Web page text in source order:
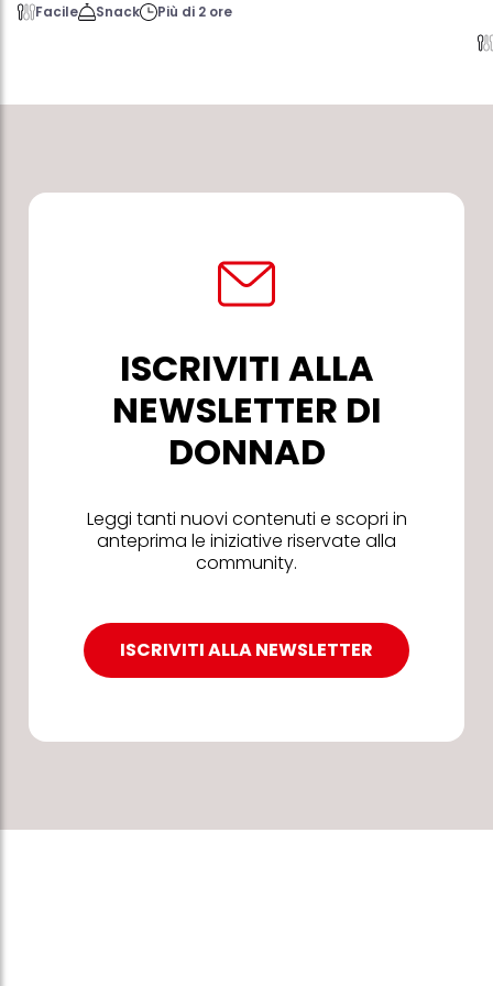
Facile Snack Più di 2 ore
ISCRIVITI ALLA
NEWSLETTER DI
DONNAD
Leggi tanti nuovi contenuti e scopri in
anteprima le iniziative riservate alla
community.
ISCRIVITI ALLA NEWSLETTER